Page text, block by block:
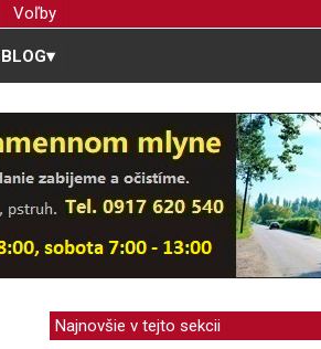
Voľby
BLOG▾
Najnovšie v tejto sekcii